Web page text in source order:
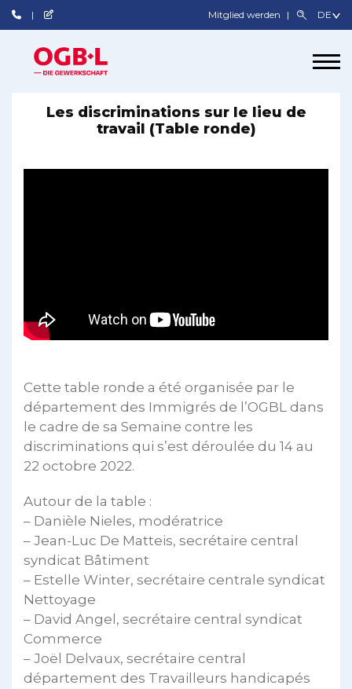
Mitglied werden
Les discriminations sur le lieu de
travail (Table ronde)
Cette table ronde a été organisée par le
département des Immigrés de l’OGBL dans
le cadre de sa Semaine contre les
discriminations qui s’est déroulée du 14 au
22 octobre 2022.
Autour de la table :
– Danièle Nieles, modératrice
– Jean-Luc De Matteis, secrétaire central
syndicat Bâtiment
– Estelle Winter, secrétaire centrale syndicat
Nettoyage
– David Angel, secrétaire central syndicat
Commerce
– Joël Delvaux, secrétaire central
département des Travailleurs handicapés